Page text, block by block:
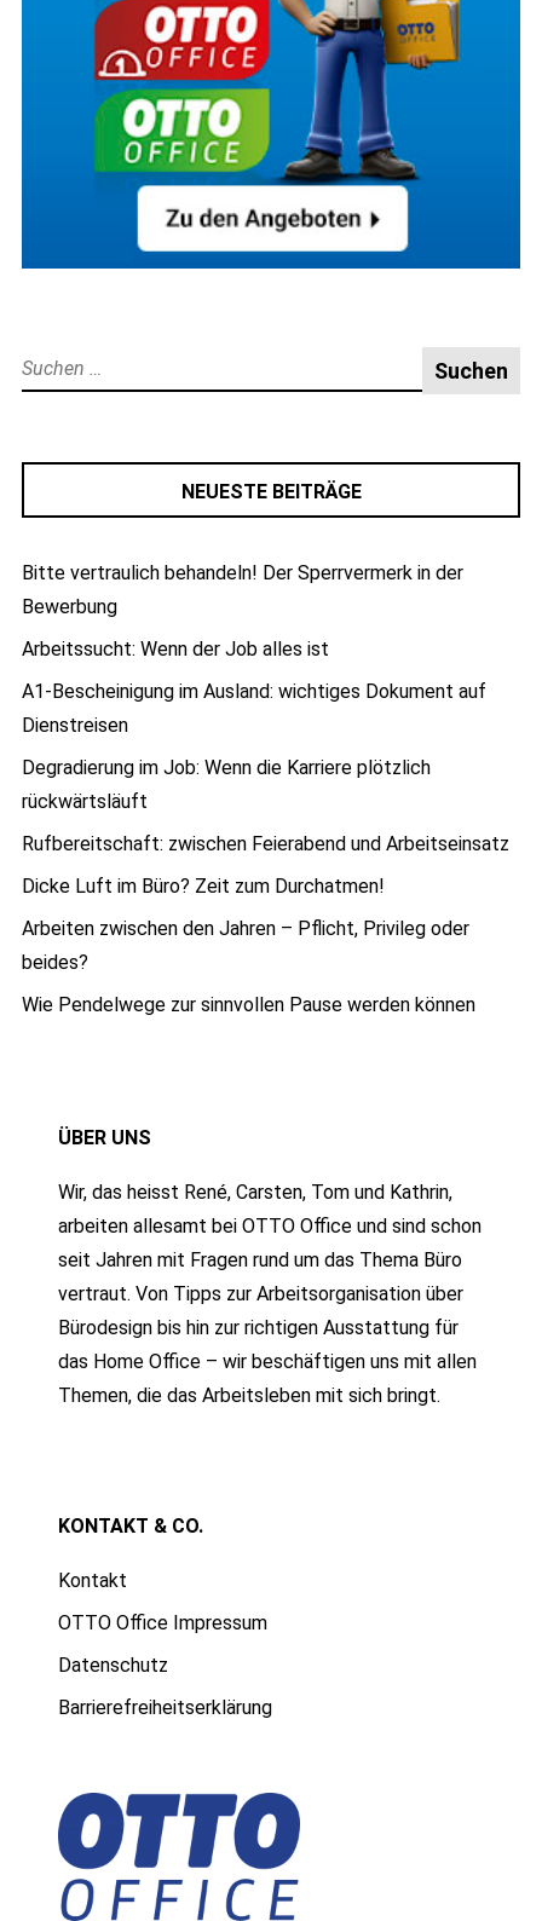
Suche
nach:
NEUESTE BEITRÄGE
Bitte vertraulich behandeln! Der Sperrvermerk in der
Bewerbung
Arbeitssucht: Wenn der Job alles ist
A1-Bescheinigung im Ausland: wichtiges Dokument auf
Dienstreisen
Degradierung im Job: Wenn die Karriere plötzlich
rückwärtsläuft
Rufbereitschaft: zwischen Feierabend und Arbeitseinsatz
Dicke Luft im Büro? Zeit zum Durchatmen!
Arbeiten zwischen den Jahren – Pflicht, Privileg oder
beides?
Wie Pendelwege zur sinnvollen Pause werden können
ÜBER UNS
Wir, das heisst René, Carsten, Tom und Kathrin,
arbeiten allesamt bei OTTO Office und sind schon
seit Jahren mit Fragen rund um das Thema Büro
vertraut. Von Tipps zur Arbeitsorganisation über
Bürodesign bis hin zur richtigen Ausstattung für
das Home Office – wir beschäftigen uns mit allen
Themen, die das Arbeitsleben mit sich bringt.
KONTAKT & CO.
Kontakt
OTTO Office Impressum
Datenschutz
Barrierefreiheitserklärung